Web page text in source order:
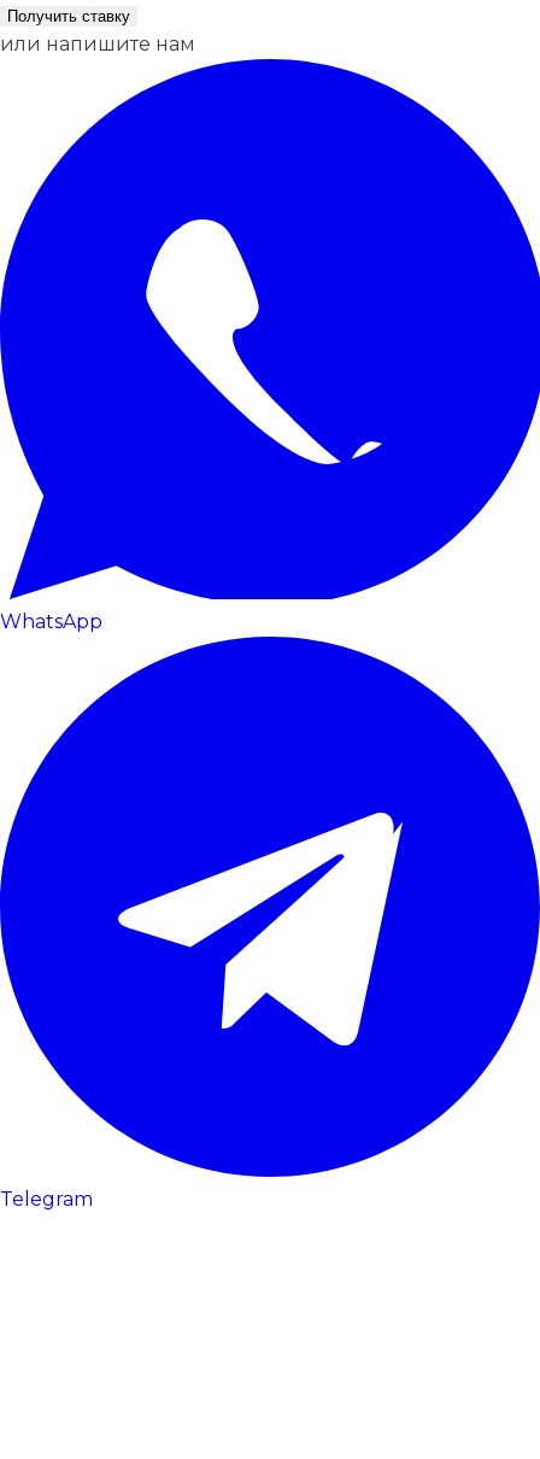
Получить ставку
или напишите нам
WhatsApp
Telegram